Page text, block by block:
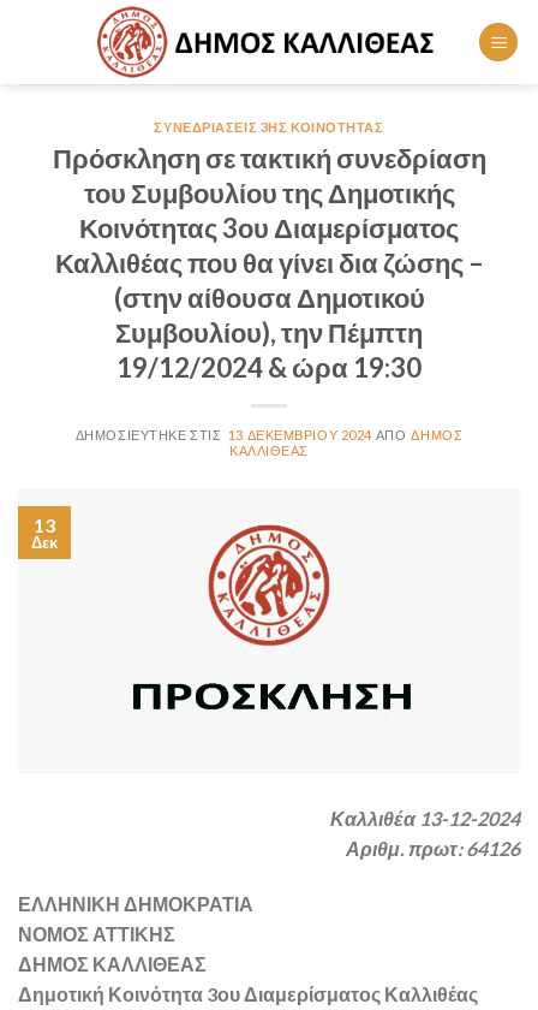
ΣΥΝΕΔΡΙΆΣΕΙΣ 3ΗΣ ΚΟΙΝΌΤΗΤΑΣ
Πρόσκληση σε τακτική συνεδρίαση
του Συμβουλίου της Δημοτικής
Κοινότητας 3ου Διαμερίσματος
Καλλιθέας που θα γίνει δια ζώσης –
(στην αίθουσα Δημοτικού
Συμβουλίου), την Πέμπτη
19/12/2024 & ώρα 19:30
13 ΔΕΚΕΜΒΡΊΟΥ 2024
ΔΉΜΟΣ
ΚΑΛΛΙΘΈΑΣ
13
Δεκ
Καλλιθέα 13-12-2024
Αριθμ. πρωτ: 64126
ΕΛΛΗΝΙΚΗ ΔΗΜΟΚΡΑΤΙΑ
ΝΟΜΟΣ ΑΤΤΙΚΗΣ
ΔΗΜΟΣ ΚΑΛΛΙΘΕΑΣ
Δημοτική Κοινότητα 3ου Διαμερίσματος Καλλιθέας